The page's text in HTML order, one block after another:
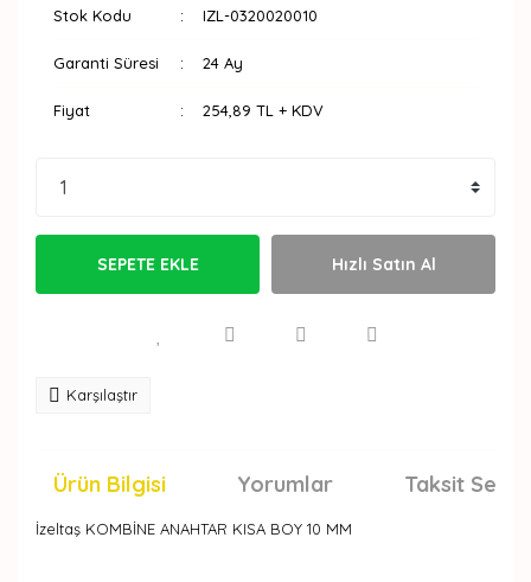
Stok Kodu IZL-0320020010
Garanti Süresi 24 Ay
Fiyat 254,89 TL + KDV
SEPETE EKLE Hızlı Satın Al
Karşılaştır
Ürün Bilgisi Yorumlar Taksit
İzeltaş KOMBİNE ANAHTAR KISA BOY 10 MM